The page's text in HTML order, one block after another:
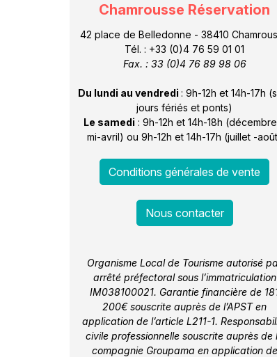
Chamrousse Réservation
42 place de Belledonne - 38410
Tél. : +33 (0)4 76 59 01 01
Fax. : 33 (0)4 76 89 98 06
Du lundi au vendredi : 9h-12h et 14h-17h
jours fériés et ponts)
Le samedi : 9h-12h et 14h-18h
mi-avril) ou 9h-12h et 14h-17h (juillet -
Conditions générales de vente
Nous contacter
Organisme Local de Tourisme autorisé
arrêté préfectoral sous l’immatriculation
IM038100021. Garantie financière de
200€ souscrite auprès de l’APST en
application de l’article L211-1.
civile professionnelle souscrite auprès de
compagnie Groupama en application de